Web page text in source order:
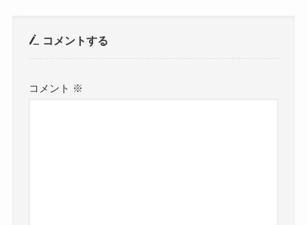
コメントする
コメント ※